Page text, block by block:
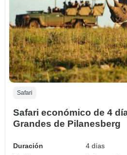
Safari
Safari económico de 4
Grandes de Pilanesberg
Duración
4 días